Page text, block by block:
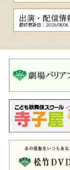
出演・配信情
最終更新日：2026/08/06